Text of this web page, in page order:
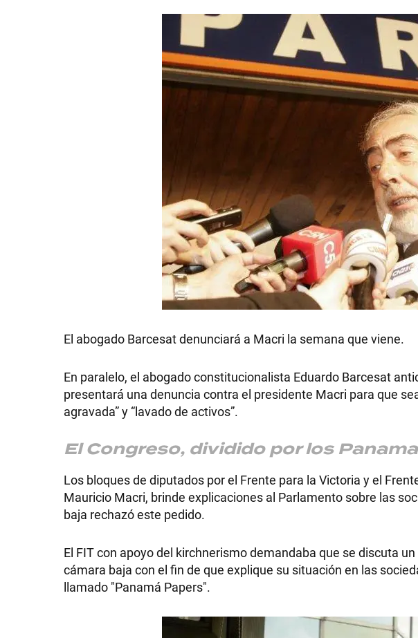
El abogado Barcesat denunciará a Macri la semana que viene.
En paralelo, el abogado constitucionalista Eduardo Barcesat
presentará una denuncia contra el presidente Macri para que
agravada” y “lavado de activos”.
El Congreso, dividido por los
Los bloques de diputados por el Frente para la Victoria y el
Mauricio Macri, brinde explicaciones al Parlamento sobre las
baja rechazó este pedido.
El FIT con apoyo del kirchnerismo demandaba que se discuta
cámara baja con el fin de que explique su situación en las
llamado "Panamá Papers".